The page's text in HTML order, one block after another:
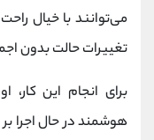
می‌توانند با خیال
تغییرات حالت بدون
برای انجام این کار،
هوشمند در حال اجرا بر